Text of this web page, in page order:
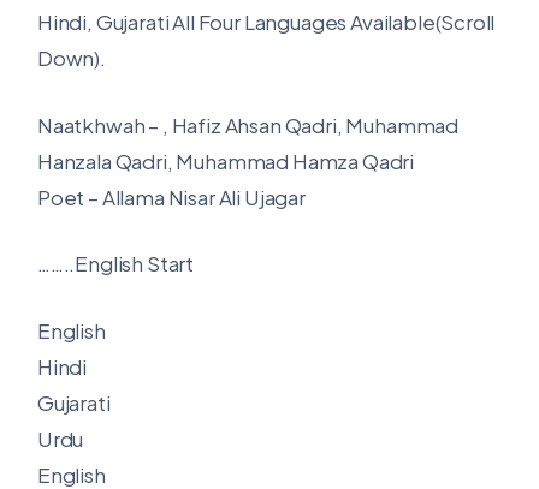
Hindi, Gujarati All Four Languages Available(Scroll
Down).
Naatkhwah – , Hafiz Ahsan Qadri, Muhammad
Hanzala Qadri, Muhammad Hamza Qadri
Poet – Allama Nisar Ali Ujagar
……..English Start
English
Hindi
Gujarati
Urdu
English